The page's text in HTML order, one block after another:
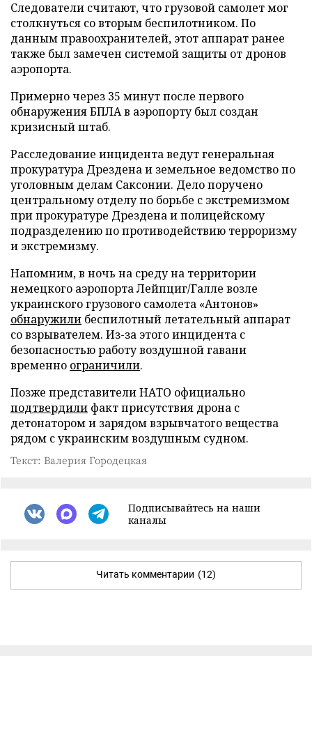
Следователи считают, что грузовой самолет мог
столкнуться со вторым беспилотником. По
данным правоохранителей, этот аппарат ранее
также был замечен системой защиты от дронов
аэропорта.
Примерно через 35 минут после первого
обнаружения БПЛА в аэропорту был создан
кризисный штаб.
Расследование инцидента ведут генеральная
прокуратура Дрездена и земельное ведомство по
уголовным делам Саксонии. Дело поручено
центральному отделу по борьбе с экстремизмом
при прокуратуре Дрездена и полицейскому
подразделению по противодействию терроризму
и экстремизму.
Напомним, в ночь на среду на территории
немецкого аэропорта Лейпциг/Галле возле
украинского грузового самолета «Антонов»
обнаружили беспилотный летательный аппарат
со взрывателем. Из-за этого инцидента с
безопасностью работу воздушной гавани
временно ограничили.
Позже представители НАТО официально
подтвердили факт присутствия дрона с
детонатором и зарядом взрывчатого вещества
рядом с украинским воздушным судном.
Текст: Валерия Городецкая
Подписывайтесь на наши
каналы
Читать комментарии (12)